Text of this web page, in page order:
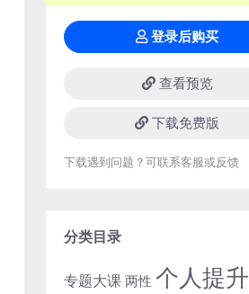
登录后购买
查看预览
下载免费版
下载遇到问题？可联系客服或反馈
分类目录
专题大课 两性 个人提升